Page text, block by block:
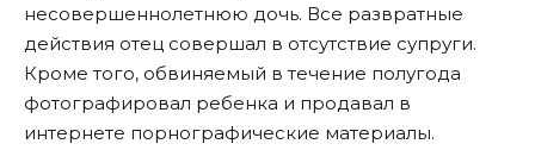
несовершеннолетнюю дочь. Все развратные
действия отец совершал в отсутствие супруги.
Кроме того, обвиняемый в течение полугода
фотографировал ребенка и продавал в
интернете порнографические материалы.